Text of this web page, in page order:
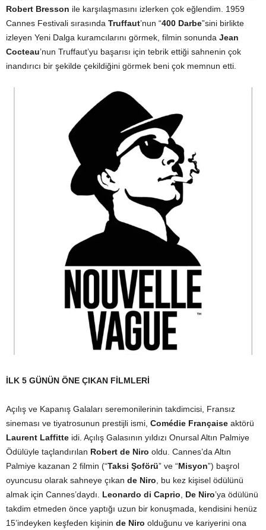
Robert Bresson ile karşılaşmasını izlerken çok eğlendim. 1959
Cannes Festivali sırasında Truffaut’nun “400 Darbe”sini birlikte
izleyen Yeni Dalga kuramcılarını görmek, filmin sonunda Jean
Cocteau’nun Truffaut’yu başarısı için tebrik ettiği sahnenin çok
inandırıcı bir şekilde çekildiğini görmek beni çok memnun etti.
İLK 5 GÜNÜN ÖNE ÇIKAN FİLMLERİ
Açılış ve Kapanış Galaları seremonilerinin takdimcisi, Fransız
sineması ve tiyatrosunun prestijli ismi, Comédie Française aktörü
Laurent Laffitte idi. Açılış Galasının yıldızı Onursal Altın Palmiye
Ödülüyle taçlandırılan Robert de Niro oldu. Cannes’da Altın
Palmiye kazanan 2 filmin (“Taksi Şoförü” ve “Misyon”) başrol
oyuncusu olarak sahneye çıkan de Niro , bu kez kişisel ödülünü
almak için Cannes’daydı. Leonardo di Caprio De Niro’ya ödülünü
takdim etmeden önce yaptığı uzun bir konuşmada, kendisini henüz
15’indeyken keşfeden kişinin de Niro olduğunu ve kariyerini ona